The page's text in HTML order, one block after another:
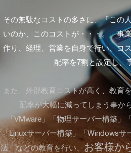
その無駄なコストの多さに、「この
いのか、このコストが・・・。」事
作り、経理、営業を自身で行い、コ
配率を7割と設定し、
また、外部教育コストが高く、教育
配率が大幅に減ってしまう事か
「VMware」「物理サーバー構築」
「Linuxサーバー構築」「Windowsサ
法」などの教育を行い、お客様か